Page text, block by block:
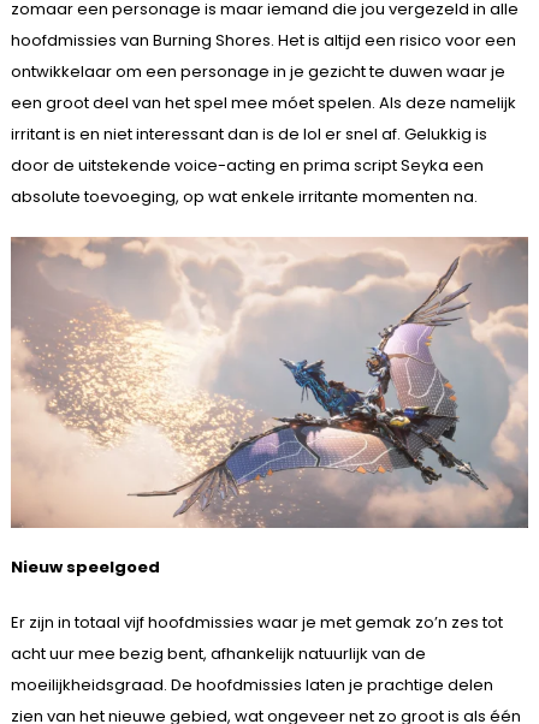
zomaar een personage is maar iemand die jou vergezeld in alle
hoofdmissies van Burning Shores. Het is altijd een risico voor een
ontwikkelaar om een personage in je gezicht te duwen waar je
een groot deel van het spel mee móet spelen. Als deze namelijk
irritant is en niet interessant dan is de lol er snel af. Gelukkig is
door de uitstekende voice-acting en prima script Seyka een
absolute toevoeging, op wat enkele irritante momenten na.
Nieuw speelgoed
Er zijn in totaal vijf hoofdmissies waar je met gemak zo’n zes tot
acht uur mee bezig bent, afhankelijk natuurlijk van de
moeilijkheidsgraad. De hoofdmissies laten je prachtige delen
zien van het nieuwe gebied, wat ongeveer net zo groot is als één